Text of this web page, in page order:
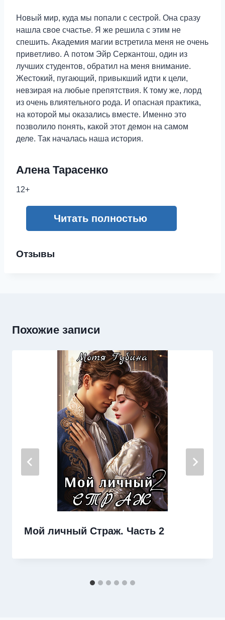
Новый мир, куда мы попали с сестрой. Она сразу
нашла свое счастье. Я же решила с этим не
спешить. Академия магии встретила меня не очень
приветливо. А потом Эйр Серкантош, один из
лучших студентов, обратил на меня внимание.
Жестокий, пугающий, привыкший идти к цели,
невзирая на любые препятствия. К тому же, лорд
из очень влиятельного рода. И опасная практика,
на которой мы оказались вместе. Именно это
позволило понять, какой этот демон на самом
деле. Так началась наша история.
Алена Тарасенко
12+
Читать полностью
Отзывы
Похожие записи
Мой личный Страж. Часть 2